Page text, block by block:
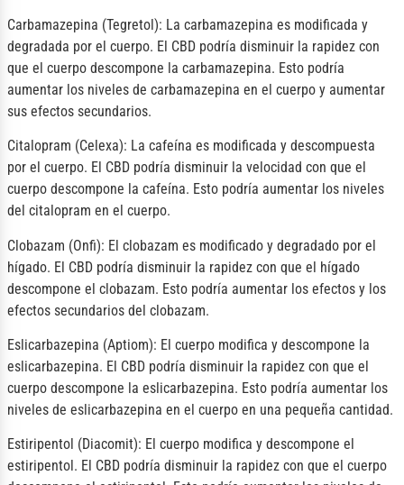
Carbamazepina (Tegretol): La carbamazepina es modificada y
degradada por el cuerpo. El CBD podría disminuir la rapidez con
que el cuerpo descompone la carbamazepina. Esto podría
aumentar los niveles de carbamazepina en el cuerpo y aumentar
sus efectos secundarios.
Citalopram (Celexa): La cafeína es modificada y descompuesta
por el cuerpo. El CBD podría disminuir la velocidad con que el
cuerpo descompone la cafeína. Esto podría aumentar los niveles
del citalopram en el cuerpo.
Clobazam (Onfi): El clobazam es modificado y degradado por el
hígado. El CBD podría disminuir la rapidez con que el hígado
descompone el clobazam. Esto podría aumentar los efectos y los
efectos secundarios del clobazam.
Eslicarbazepina (Aptiom): El cuerpo modifica y descompone la
eslicarbazepina. El CBD podría disminuir la rapidez con que el
cuerpo descompone la eslicarbazepina. Esto podría aumentar los
niveles de eslicarbazepina en el cuerpo en una pequeña cantidad.
Estiripentol (Diacomit): El cuerpo modifica y descompone el
estiripentol. El CBD podría disminuir la rapidez con que el cuerpo